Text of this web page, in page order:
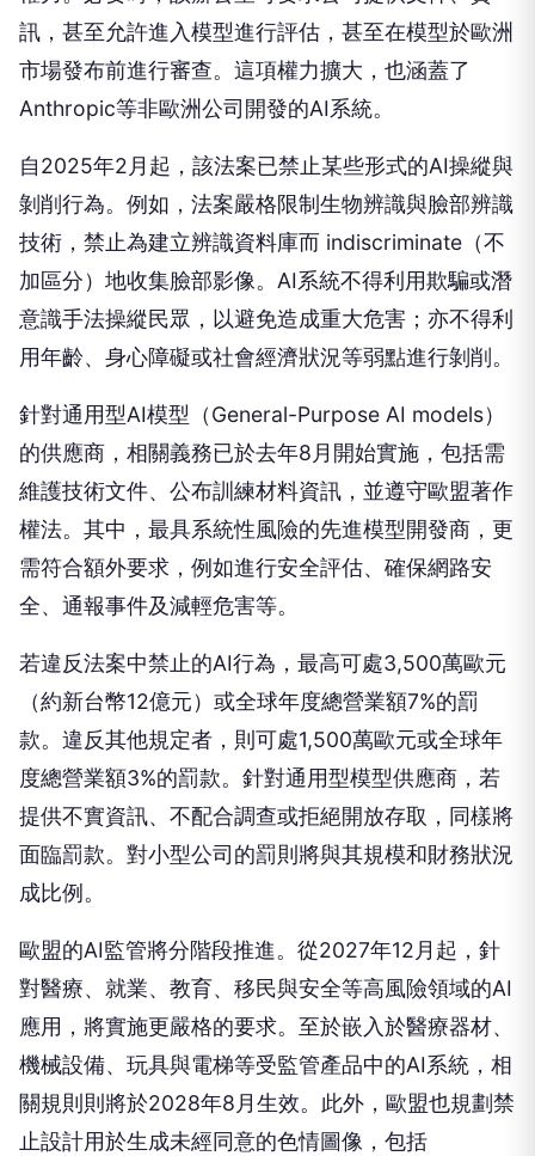
訊，甚至允許進入模型進行評估，甚至在模型於歐洲
市場發布前進行審查。這項權力擴大，也涵蓋了
Anthropic等非歐洲公司開發的AI系統。
自2025年2月起，該法案已禁止某些形式的AI操縱與
剝削行為。例如，法案嚴格限制生物辨識與臉部辨識
技術，禁止為建立辨識資料庫而 indiscriminate（不
加區分）地收集臉部影像。AI系統不得利用欺騙或潛
意識手法操縱民眾，以避免造成重大危害；亦不得利
用年齡、身心障礙或社會經濟狀況等弱點進行剝削。
針對通用型AI模型（General-Purpose AI models）
的供應商，相關義務已於去年8月開始實施，包括需
維護技術文件、公布訓練材料資訊，並遵守歐盟著作
權法。其中，最具系統性風險的先進模型開發商，更
需符合額外要求，例如進行安全評估、確保網路安
全、通報事件及減輕危害等。
若違反法案中禁止的AI行為，最高可處3,500萬歐元
（約新台幣12億元）或全球年度總營業額7%的罰
款。違反其他規定者，則可處1,500萬歐元或全球年
度總營業額3%的罰款。針對通用型模型供應商，若
提供不實資訊、不配合調查或拒絕開放存取，同樣將
面臨罰款。對小型公司的罰則將與其規模和財務狀況
成比例。
歐盟的AI監管將分階段推進。從2027年12月起，針
對醫療、就業、教育、移民與安全等高風險領域的AI
應用，將實施更嚴格的要求。至於嵌入於醫療器材、
機械設備、玩具與電梯等受監管產品中的AI系統，相
關規則則將於2028年8月生效。此外，歐盟也規劃禁
止設計用於生成未經同意的色情圖像，包括